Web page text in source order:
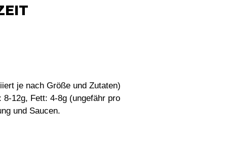
je nach Größe und Zutaten)
12g, Fett: 4-8g (ungefähr pro
und Saucen.